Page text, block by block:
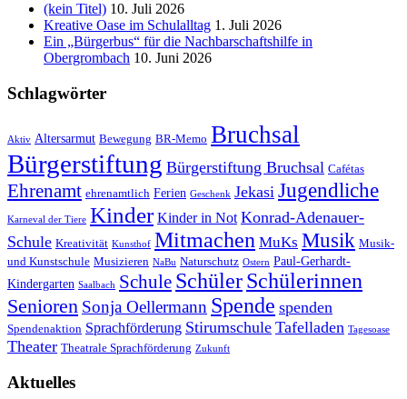
(kein Titel) 10. Juli 2026
Kreative Oase im Schulalltag 1. Juli 2026
Ein „Bürgerbus“ für die Nachbarschaftshilfe in
Obergrombach 10. Juni 2026
Schlagwörter
Aktiv Altersarmut Bewegung BR-Memo Bruchsal
Bürgerstiftung Bürgerstiftung Bruchsal Cafétas
Ehrenamt ehrenamtlich Ferien Geschenk Jekasi Jugendliche
Karneval der Tiere Kinder Kinder in Not Konrad-Adenauer-
Schule Kreativität Kunsthof Mitmachen MuKs Musik Musik-
und Kunstschule Musizieren NaBu Naturschutz Ostern Paul-Gerhardt-
Kindergarten Saalbach Schule SchülerSchülerinnen
Senioren Sonja Oellermann Spende spenden
Spendenaktion Sprachförderung Stirumschule Tafelladen Tagesoase
Theater Theatrale Sprachförderung Zukunft
Aktuelles